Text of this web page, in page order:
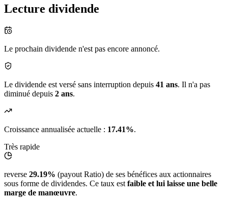
Lecture dividende
Le prochain dividende n'est pas encore annoncé.
Le dividende est versé sans interruption depuis 41 ans. Il n'a pas
diminué depuis 2 ans.
Croissance annualisée actuelle : 17.41%.
Très rapide
reverse 29.19% (payout Ratio) de ses bénéfices aux actionnaires
sous forme de dividendes. Ce taux est faible et lui laisse une belle
marge de manœuvre.